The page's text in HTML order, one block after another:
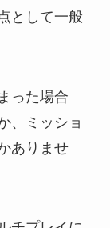
として一般
った場合
、ミッショ
ありませ